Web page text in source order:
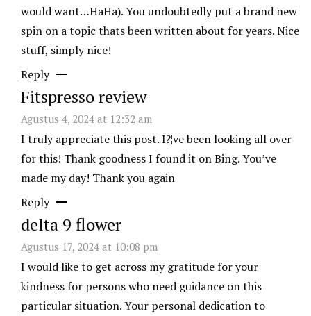
would want…HaHa). You undoubtedly put a brand new
spin on a topic thats been written about for years. Nice
stuff, simply nice!
Reply
Fitspresso review
Agustus 4, 2024 at 12:32 am
I truly appreciate this post. I?¦ve been looking all over
for this! Thank goodness I found it on Bing. You’ve
made my day! Thank you again
Reply
delta 9 flower
Agustus 17, 2024 at 10:08 pm
I would like to get across my gratitude for your
kindness for persons who need guidance on this
particular situation. Your personal dedication to